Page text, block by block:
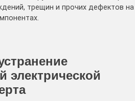
трещин и прочих дефектов на
электрической